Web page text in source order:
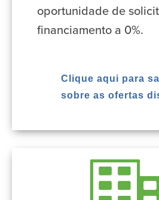
oportunidade de
financiamento a 0%.
Clique aqui para
sobre as ofertas